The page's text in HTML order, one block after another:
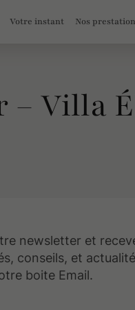
Votre instant Nos
– Villa
newsletter et
conseils, et
boite Email.